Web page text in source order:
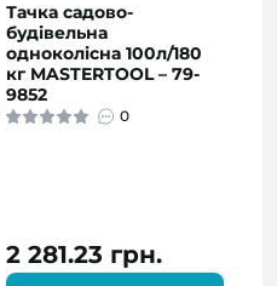
Тачка садово-
будівельна
одноколісна 100л/180
кг MASTERTOOL – 79-
9852
0
2 281.23 грн.